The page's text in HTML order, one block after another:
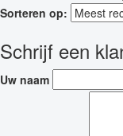
Sorteren op:
Schrijf een
Uw naam